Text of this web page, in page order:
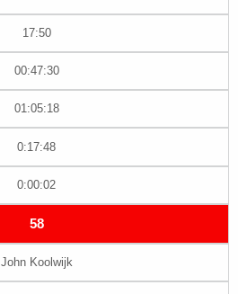
17:50
00:47:30
01:05:18
0:17:48
0:00:02
58
John Koolwijk